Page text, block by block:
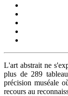
L'art abstrait ne
plus de 289
précision muséale
recours au